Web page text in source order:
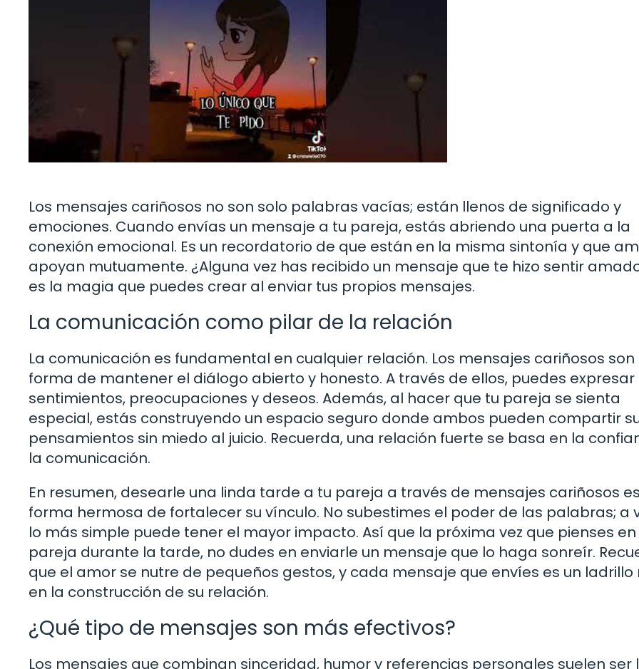
Los mensajes cariñosos no son solo palabras vacías; están llenos de significado y
emociones. Cuando envías un mensaje a tu pareja, estás abriendo una puerta a la
conexión emocional. Es un recordatorio de que están en la misma sintonía y que
apoyan mutuamente. ¿Alguna vez has recibido un mensaje que te hizo sentir
es la magia que puedes crear al enviar tus propios mensajes.
La comunicación como pilar de la relación
La comunicación es fundamental en cualquier relación. Los mensajes cariñosos son
forma de mantener el diálogo abierto y honesto. A través de ellos, puedes expresar
sentimientos, preocupaciones y deseos. Además, al hacer que tu pareja se sienta
especial, estás construyendo un espacio seguro donde ambos pueden compartir
pensamientos sin miedo al juicio. Recuerda, una relación fuerte se basa en la
la comunicación.
En resumen, desearle una linda tarde a tu pareja a través de mensajes cariñosos
forma hermosa de fortalecer su vínculo. No subestimes el poder de las palabras; a
lo más simple puede tener el mayor impacto. Así que la próxima vez que pienses en
pareja durante la tarde, no dudes en enviarle un mensaje que lo haga sonreír.
que el amor se nutre de pequeños gestos, y cada mensaje que envíes es un ladrillo
en la construcción de su relación.
¿Qué tipo de mensajes son más efectivos?
Los mensajes que combinan sinceridad, humor y referencias personales suelen ser